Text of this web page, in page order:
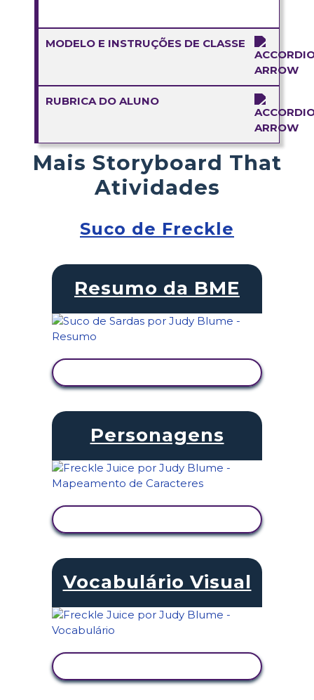
MODELO E INSTRUÇÕES DE CLASSE
RUBRICA DO ALUNO
Mais Storyboard That
Atividades
Suco de Freckle
Resumo da BME
Personagens
Vocabulário Visual